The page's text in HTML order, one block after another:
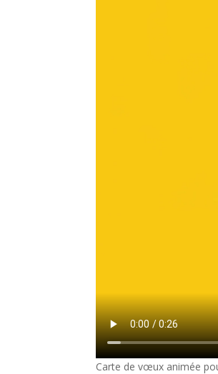
Carte de vœux animée